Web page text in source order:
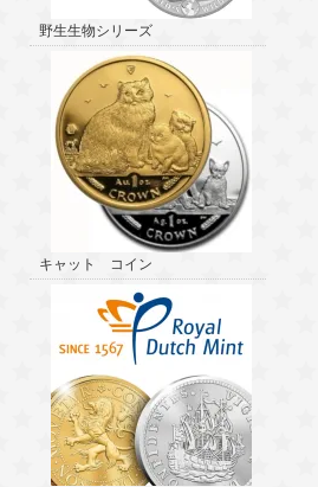
野生生物シリーズ
キャット コイン